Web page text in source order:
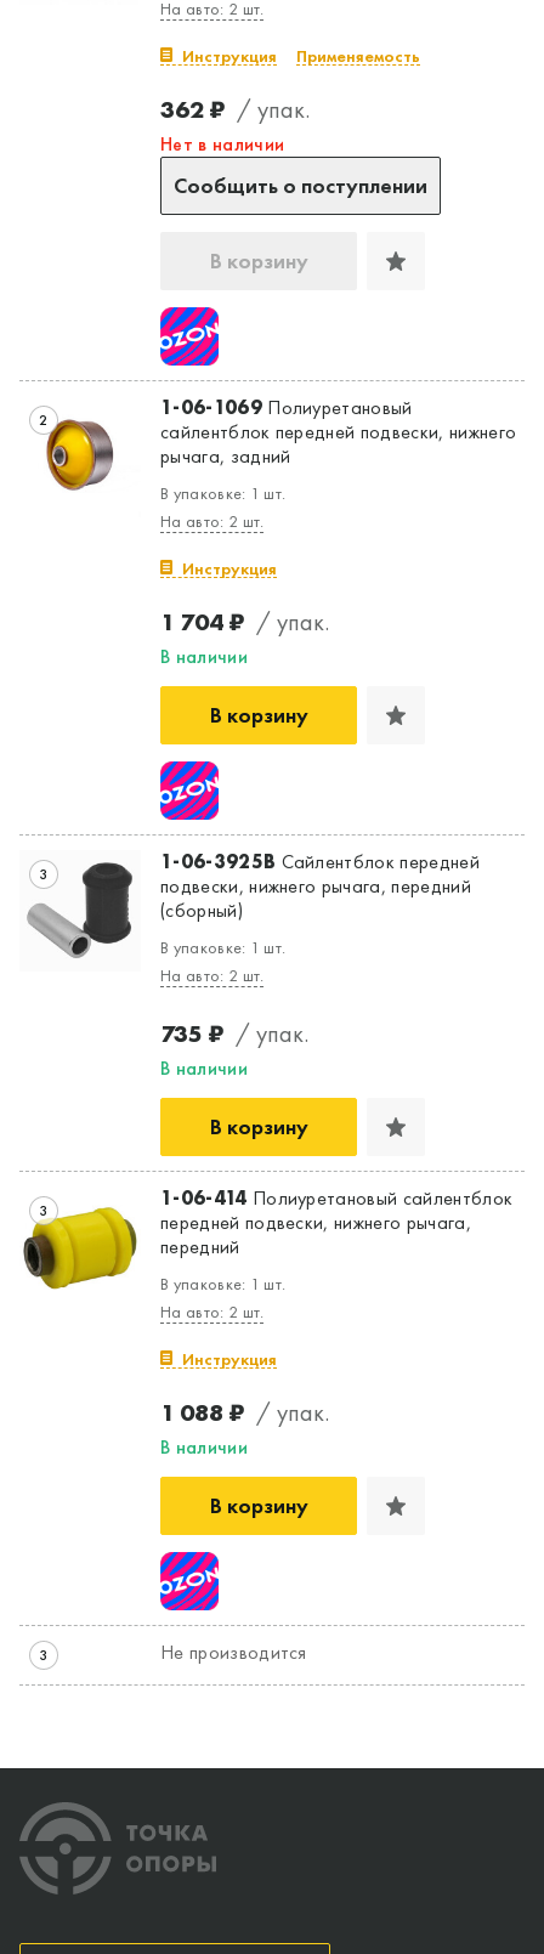
На авто: 2 шт.
Инструкция Применяемость
362 ₽ / упак.
Нет в наличии
Сообщить о поступлении
В корзину
2 1-06-1069Полиуретановый
сайлентблок передней подвески, нижнего
рычага, задний
В упаковке: 1 шт.
На авто: 2 шт.
Инструкция
1 704 ₽ / упак.
В наличии
В корзину
3 1-06-3925B Сайлентблок передней
подвески, нижнего рычага, передний
(сборный)
В упаковке: 1 шт.
На авто: 2 шт.
735 ₽ / упак.
В наличии
В корзину
3 1-06-414 Полиуретановый сайлентблок
передней подвески, нижнего рычага,
передний
В упаковке: 1 шт.
На авто: 2 шт.
Инструкция
1 088 ₽ / упак.
В наличии
В корзину
3 Не производится